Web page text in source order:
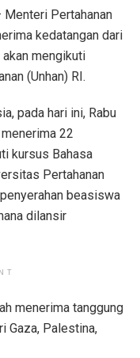
Menteri Pertahanan
kedatangan dari
mengikuti
(Unhan) RI.
pada hari ini, Rabu
22
kursus Bahasa
Pertahanan
beasiswa
dilansir
menerima tanggung
Gaza, Palestina,